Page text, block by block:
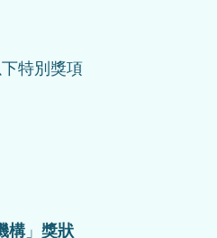
特別獎項
構」 獎狀